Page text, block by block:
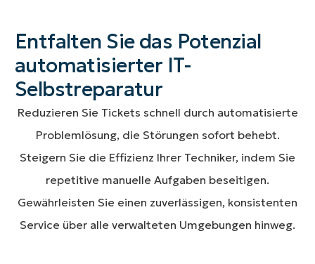
Entfalten Sie das Potenzial
automatisierter IT-
Selbstreparatur
Reduzieren Sie Tickets schnell durch automatisierte
Problemlösung, die Störungen sofort behebt.
Steigern Sie die Effizienz Ihrer Techniker, indem Sie
repetitive manuelle Aufgaben beseitigen.
Gewährleisten Sie einen zuverlässigen, konsistenten
Service über alle verwalteten Umgebungen hinweg.